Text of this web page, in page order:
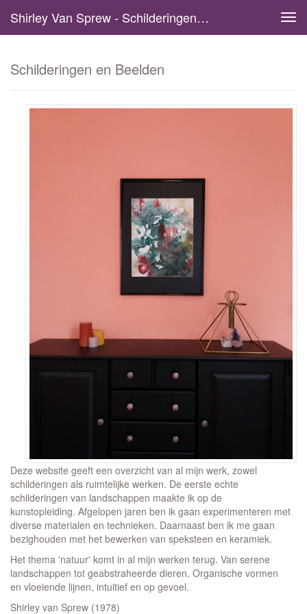
Shirley Van Sprew - Schilderingen En Beelden
Schilderingen en Beelden
Deze website geeft een overzicht van al mijn werk, zowel
schilderingen als ruimtelijke werken. De eerste echte
schilderingen van landschappen maakte ik op de
kunstopleiding. Afgelopen jaren ben ik gaan experimenteren met
diverse materialen en technieken. Daarnaast ben ik me gaan
bezighouden met het bewerken van speksteen en keramiek.
Het thema 'natuur' komt in al mijn werken terug. Van serene
landschappen tot geabstraheerde dieren. Organische vormen
en vloeiende lijnen, intuitief en op gevoel.
Shirley van Sprew (1978)